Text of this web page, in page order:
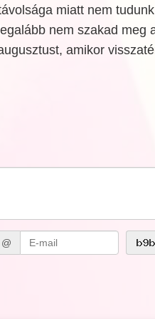
miatt nem
nem szakad meg
amikor
@